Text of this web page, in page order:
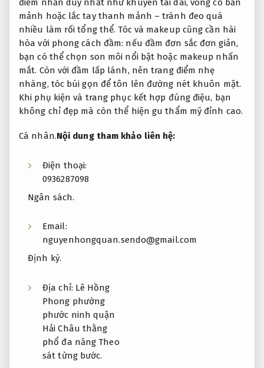
điểm nhấn duy nhất như khuyên tai dài, vòng cổ bản
mảnh hoặc lắc tay thanh mảnh – tránh đeo quá
nhiều làm rối tổng thể. Tóc và makeup cũng cần hài
hòa với phong cách đầm: nếu đầm đơn sắc đơn giản,
bạn có thể chọn son môi nổi bật hoặc makeup nhấn
mắt. Còn với đầm lấp lánh, nên trang điểm nhẹ
nhàng, tóc búi gọn để tôn lên đường nét khuôn mặt.
Khi phụ kiện và trang phục kết hợp đúng điệu, bạn
không chỉ đẹp mà còn thể hiện gu thẩm mỹ đỉnh cao.
Cá nhân.Nội dung tham khảo liên hệ:
Điện thoại:
0936287098
Ngân sách.
Email:
nguyenhongquan.sendo@gmail.com
Định kỳ.
Địa chỉ: Lê Hồng
Phong phường
phước ninh quận
Hải Châu thằng
phổ đa năngTheo
sát từng bước.